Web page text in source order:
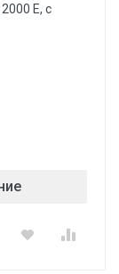
E, с